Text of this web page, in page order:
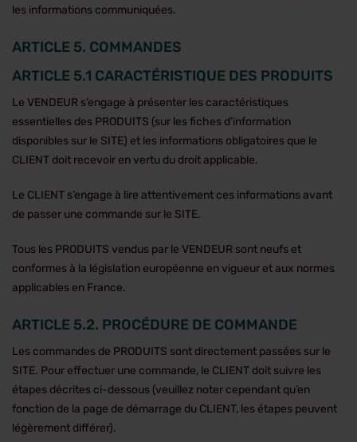
les informations communiquées.
ARTICLE 5. COMMANDES
ARTICLE 5.1 CARACTÉRISTIQUE DES PRODUITS
Le VENDEUR s’engage à présenter les caractéristiques
essentielles des PRODUITS (sur les fiches d’information
disponibles sur le SITE) et les informations obligatoires que le
CLIENT doit recevoir en vertu du droit applicable.
Le CLIENT s’engage à lire attentivement ces informations avant
de passer une commande sur le SITE.
Tous les PRODUITS vendus par le VENDEUR sont neufs et
conformes à la législation européenne en vigueur et aux normes
applicables en France.
ARTICLE 5.2. PROCÉDURE DE COMMANDE
Les commandes de PRODUITS sont directement passées sur le
SITE. Pour effectuer une commande, le CLIENT doit suivre les
étapes décrites ci-dessous (veuillez noter cependant qu’en
fonction de la page de démarrage du CLIENT, les étapes peuvent
légèrement différer).